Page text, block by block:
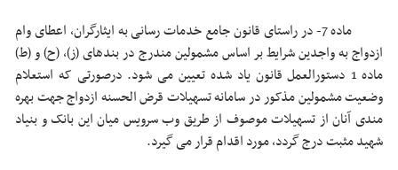
ماده 7- در راستای قانون جامع خدمات رسانی به ایثارگران، اعطای وام
ازدواج به واجدین شرایط بر اساس مشمولین مندرج در بندهای (ز)، (ح) و (ط)
ماده 1 دستورالعمل قانون یاد شده تعیین می شود. درصورتی که استعلام
وضعیت مشمولین مذکور در سامانه تسهیلات قرض الحسنه ازدواج جهت بهره
مندی آنان از تسهیلات موصوف از طریق وب سرویس میان این بانک و بنیاد
شهید مثبت درج گردد، مورد اقدام قرار می گیرد.